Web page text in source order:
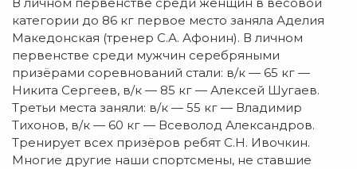
В личном первенстве среди женщин в весовой
категории до 86 кг первое место заняла Аделия
Македонская (тренер С.А. Афонин). В личном
первенстве среди мужчин серебряными
призёрами соревнований стали: в/к — 65 кг —
Никита Сергеев, в/к — 85 кг — Алексей Шугаев.
Третьи места заняли: в/к — 55 кг — Владимир
Тихонов, в/к — 60 кг — Всеволод Александров.
Тренирует всех призёров ребят С.Н. Ивочкин.
Многие другие наши спортсмены, не ставшие